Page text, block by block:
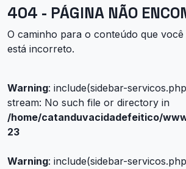
404 - PÁGINA NÃO
O caminho para o conteúdo que você
está incorreto.
Warning: include(sidebar-
stream: No such file or directory in
/home/catanduvacidadefeitico/
23
Warning: include(sidebar-